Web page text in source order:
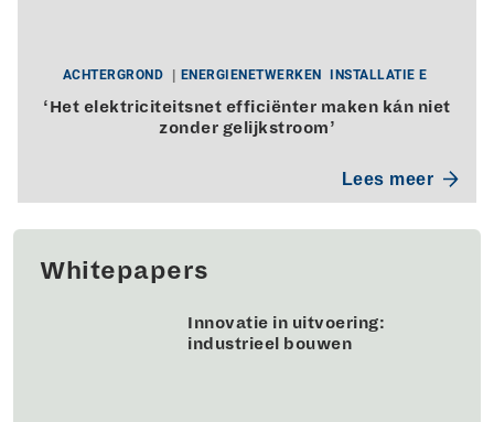
ACHTERGROND ENERGIENETWERKEN INSTALLATIE E
‘Het elektriciteitsnet efficiënter maken kán niet
zonder gelijkstroom’
Lees meer
Whitepapers
Innovatie in uitvoering:
industrieel bouwen